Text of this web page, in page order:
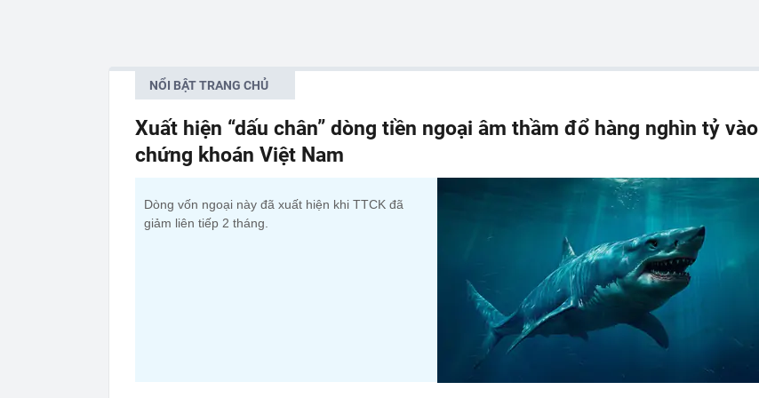
NỔI BẬT TRANG CHỦ
Xuất hiện “dấu chân” dòng tiền ngoại âm thầm đổ hàng nghìn tỷ vào
chứng khoán Việt Nam
Dòng vốn ngoại này đã xuất hiện khi TTCK đã
giảm liên tiếp 2 tháng.